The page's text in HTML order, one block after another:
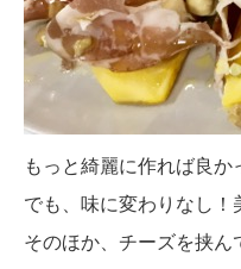
もっと綺麗に作れば良か
でも、味に変わりなし！
そのほか、チーズを挟ん